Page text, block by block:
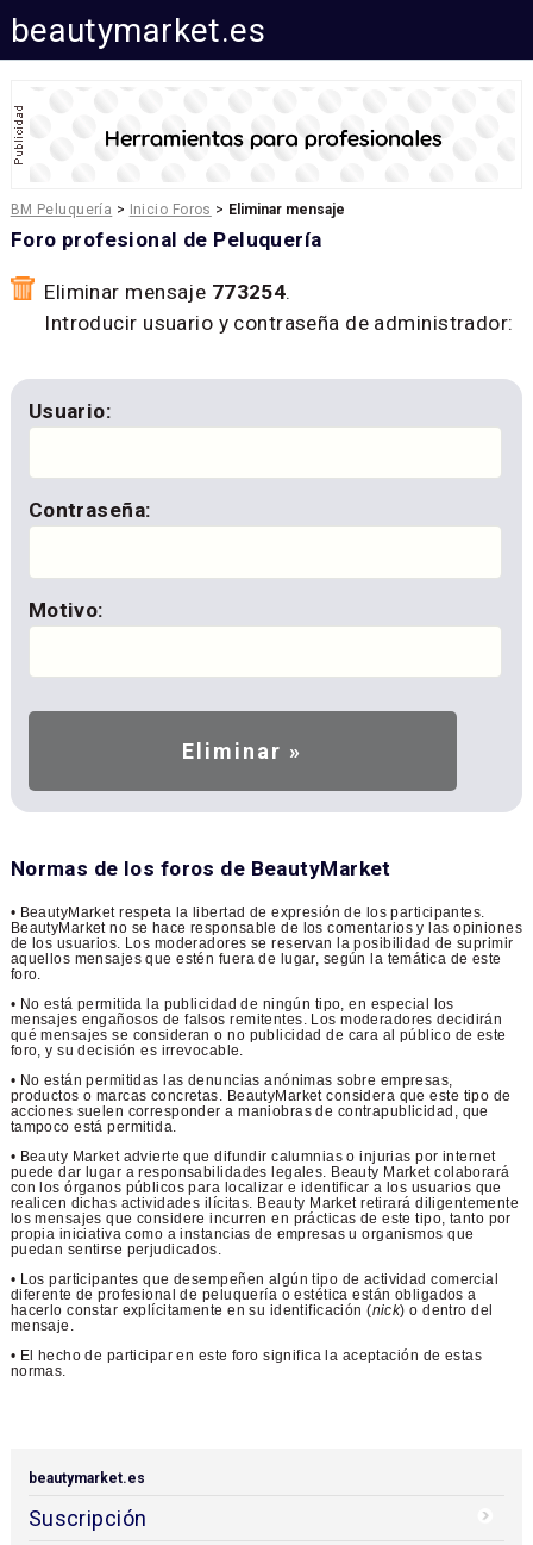
beautymarket.es
BM Peluquería > Inicio Foros > Eliminar mensaje
Foro profesional de Peluquería
Eliminar mensaje 773254.
Introducir usuario y contraseña de administrador:
Usuario:
Contraseña:
Motivo:
Normas de los foros de BeautyMarket
• BeautyMarket respeta la libertad de expresión de los participantes.
BeautyMarket no se hace responsable de los comentarios y las opiniones
de los usuarios. Los moderadores se reservan la posibilidad de suprimir
aquellos mensajes que estén fuera de lugar, según la temática de este
foro.
• No está permitida la publicidad de ningún tipo, en especial los
mensajes engañosos de falsos remitentes. Los moderadores decidirán
qué mensajes se consideran o no publicidad de cara al público de este
foro, y su decisión es irrevocable.
• No están permitidas las denuncias anónimas sobre empresas,
productos o marcas concretas. BeautyMarket considera que este tipo de
acciones suelen corresponder a maniobras de contrapublicidad, que
tampoco está permitida.
• Beauty Market advierte que difundir calumnias o injurias por internet
puede dar lugar a responsabilidades legales. Beauty Market colaborará
con los órganos públicos para localizar e identificar a los usuarios que
realicen dichas actividades ilícitas. Beauty Market retirará diligentemente
los mensajes que considere incurren en prácticas de este tipo, tanto por
propia iniciativa como a instancias de empresas u organismos que
puedan sentirse perjudicados.
• Los participantes que desempeñen algún tipo de actividad comercial
diferente de profesional de peluquería o estética están obligados a
hacerlo constar explícitamente en su identificación (nick) o dentro del
mensaje.
• El hecho de participar en este foro significa la aceptación de estas
normas.
beautymarket.es
Suscripción